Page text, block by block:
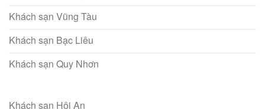
Khách sạn Vũng Tàu
Khách sạn Bạc Liêu
Khách sạn Quy Nhơn
Khách sạn Hội An